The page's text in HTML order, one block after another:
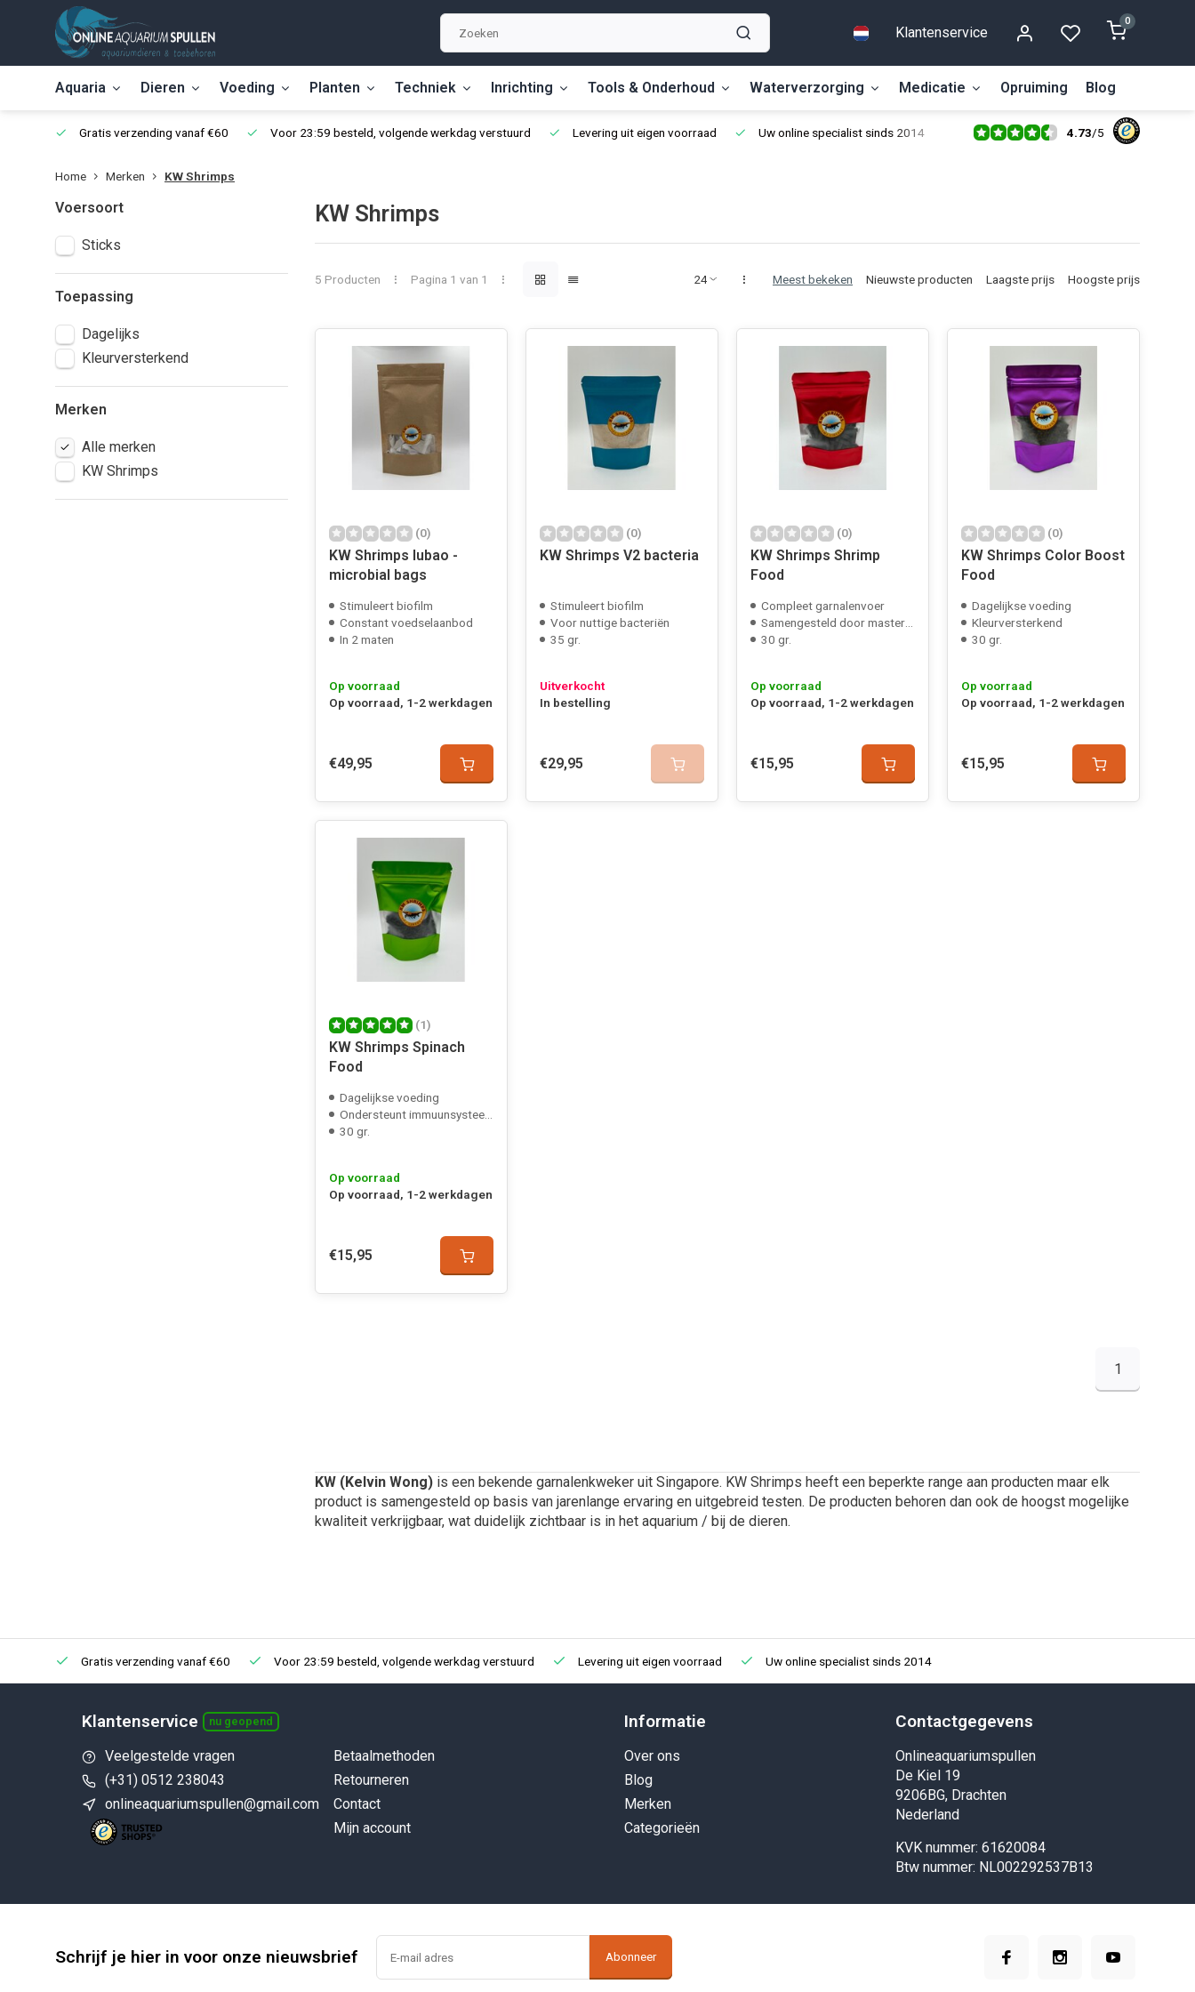
Klantenservice
0
Aquaria Dieren Voeding Planten Techniek Inrichting Tools & Onderhoud Waterverzorging Medicatie Opruiming Blog
Gratis verzending vanaf €60 Voor 23:59 besteld, volgende werkdag verstuurd Levering uit eigen voorraad Uw online specialist sinds 2014 4.73/5
Home Merken KW Shrimps
Voersoort
Sticks
Toepassing
Dagelijks
Kleurversterkend
Merken
Alle merken
KW Shrimps
KW Shrimps
5 Producten Pagina 1 van 1 Meest bekeken Nieuwste producten Laagste prijs Hoogste prijs
(0)
KW Shrimps lubao -
microbial bags
Stimuleert biofilm
Constant voedselaanbod
In 2 maten
Op voorraad
Op voorraad, 1-2 werkdagen
€49,95
(0)
KW Shrimps V2 bacteria
Stimuleert biofilm
Voor nuttige bacteriën
35 gr.
Uitverkocht
In bestelling
€29,95
(0)
KW Shrimps Shrimp
Food
Compleet garnalenvoer
Samengesteld door master breeder
30 gr.
Op voorraad
Op voorraad, 1-2 werkdagen
€15,95
(0)
KW Shrimps Color Boost
Food
Dagelijkse voeding
Kleurversterkend
30 gr.
Op voorraad
Op voorraad, 1-2 werkdagen
€15,95
(1)
KW Shrimps Spinach
Food
Dagelijkse voeding
Ondersteunt immuunsysteem
30 gr.
Op voorraad
Op voorraad, 1-2 werkdagen
€15,95
1
KW (Kelvin Wong)is een bekende garnalenkweker uit Singapore. KW Shrimps heeft een beperkte range aan producten maar elk
product is samengesteld op basis van jarenlange ervaring en uitgebreid testen. De producten behoren dan ook de hoogst mogelijke
kwaliteit verkrijgbaar, wat duidelijk zichtbaar is in het aquarium / bij de dieren.
Gratis verzending vanaf €60 Voor 23:59 besteld, volgende werkdag verstuurd Levering uit eigen voorraad Uw online specialist sinds 2014
Klantenservice nu geopend
Veelgestelde vragen
(+31) 0512 238043
onlineaquariumspullen@gmail.com
Betaalmethoden
Retourneren
Contact
Mijn account
Informatie
Over ons
Blog
Merken
Categorieën
Contactgegevens
Onlineaquariumspullen
De Kiel 19
9206BG, Drachten
Nederland
KVK nummer: 61620084
Btw nummer: NL002292537B13
Schrijf je hier in voor onze nieuwsbrief Abonneer